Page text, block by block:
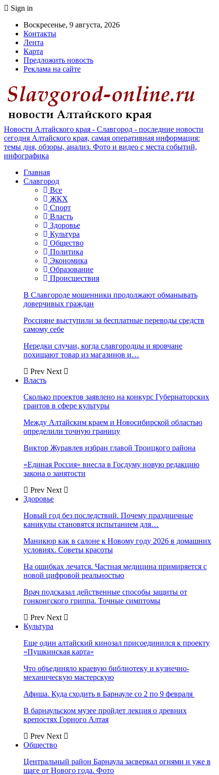
Sign in
Воскресенье, 9 августа, 2026
Контакты
Лента
Карта
Предложить новость
Реклама на сайте
Новости Алтайского края - Славгород - последние новости
сегодня Алтайского края, самая оперативная информация:
темы дня, обзоры, анализ. Фото и видео с места событий,
инфографика
Главная
Славгород
Все
ЖКХ
Спорт
Власть
Здоровье
Культура
Общество
Политика
Экономика
Образование
Происшествия
В Славгороде мошенники продолжают обманывать
доверчивых граждан
Россияне выступили за бесплатные переводы средств
самому себе
Нередки случаи, когда славгородцы и яровчане
похищают товар из магазинов и…
Prev Next
Власть
Сколько проектов заявлено на конкурс Губернаторских
грантов в сфере культуры
Между Алтайским краем и Новосибирской областью
определили точную границу
Виктор Журавлев избран главой Троицкого района
«Единая Россия» внесла в Госдуму новую редакцию
закона о занятости
Prev Next
Здоровье
Новый год без последствий. Почему праздничные
каникулы становятся испытанием для…
Маникюр как в салоне к Новому году 2026 в домашних
условиях. Советы красоты
На ошибках лечатся. Частная медицина примиряется с
новой цифровой реальностью
Врач подсказал действенные способы защиты от
гонконгского гриппа. Точные симптомы
Prev Next
Культура
Еще один алтайский кинозал присоединился к проекту
«Пушкинская карта»
Что объединяло краевую библиотеку и кузнечно-
механическую мастерскую
Афиша. Куда сходить в Барнауле со 2 по 9 февраля
В барнаульском музее пройдет лекция о древних
крепостях Горного Алтая
Prev Next
Общество
Центральный район Барнаула засверкал огнями и уже в
шаге от Нового года. Фото